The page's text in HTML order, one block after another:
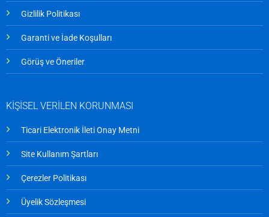
Gizlilik Politikası
Garanti ve İade Koşulları
Görüş ve Öneriler
KİŞİSEL VERİLEN KORUNMASI
Ticari Elektronik İleti Onay Metni
Site Kullanım Şartları
Çerezler Politikası
Üyelik Sözleşmesi